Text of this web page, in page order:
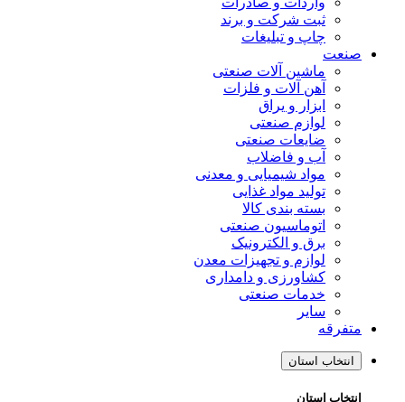
ثبت شرکت و برند
چاپ و تبلیغات
صنعت
ماشین آلات صنعتی
آهن آلات و فلزات
ابزار و یراق
لوازم صنعتی
ضایعات صنعتی
آب و فاضلاب
مواد شیمیایی و معدنی
تولید مواد غذایی
بسته بندی کالا
اتوماسیون صنعتی
برق و الکترونیک
لوازم و تجهیزات معدن
کشاورزی و دامداری
خدمات صنعتی
سایر
متفرقه
انتخاب استان
انتخاب استان